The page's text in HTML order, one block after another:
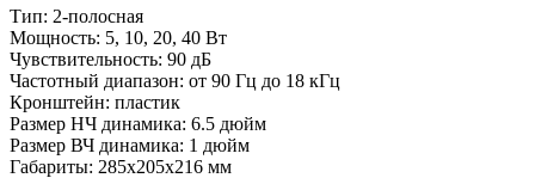
Тип: 2-полосная
Мощность: 5, 10, 20, 40 Вт
Чувствительность: 90 дБ
Частотный диапазон: от 90 Гц до 18 кГц
Кронштейн: пластик
Размер НЧ динамика: 6.5 дюйм
Размер ВЧ динамика: 1 дюйм
Габариты: 285х205х216 мм